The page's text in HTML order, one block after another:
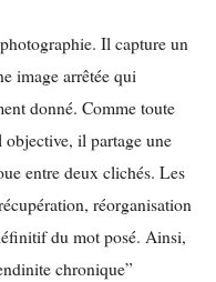
Il capture un
image arrêtée qui
donné. Comme toute
il partage une
entre deux clichés. Les
réorganisation
du mot posé. Ainsi,
chronique”